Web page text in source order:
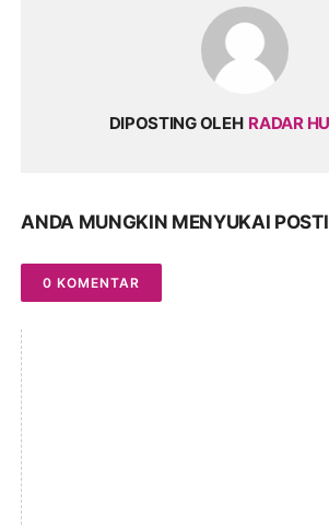
DIPOSTING OLEH RADAR
ANDA MUNGKIN MENYUKAI
0 KOMENTAR